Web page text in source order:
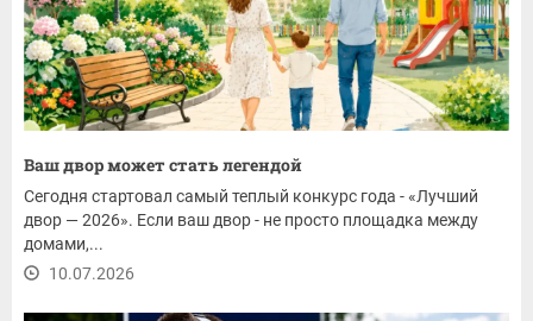
Ваш двор может стать легендой
Сегодня стартовал самый теплый конкурс года - «Лучший
двор — 2026». Если ваш двор - не просто площадка между
домами,...
10.07.2026